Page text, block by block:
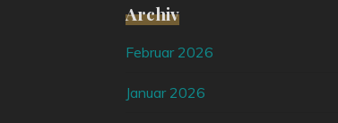
Archiv
Februar 2026
Januar 2026